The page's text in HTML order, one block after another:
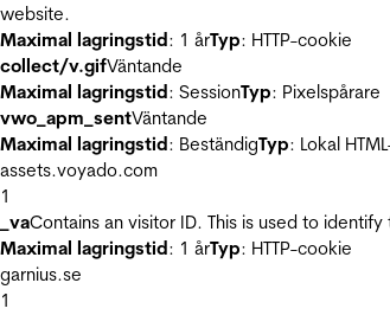
website.
Maximal lagringstid: 1 årTyp: HTTP-cookie
collect/v.gifVäntande
Maximal lagringstid: SessionTyp: Pixelspårare
vwo_apm_sentVäntande
Maximal lagringstid: BeständigTyp: Lokal
assets.voyado.com
1
_vaContains an visitor ID. This is used to
Maximal lagringstid: 1 årTyp: HTTP-cookie
garnius.se
1